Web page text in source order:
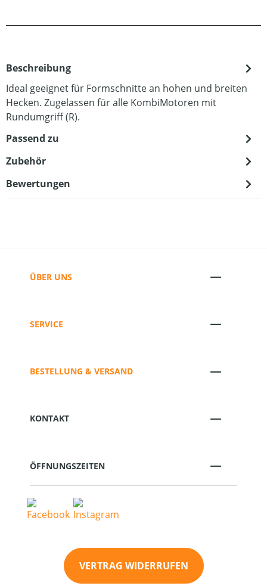
Beschreibung
Ideal geeignet für Formschnitte an hohen und breiten
Hecken. Zugelassen für alle KombiMotoren mit
Rundumgriff (R).
Passend zu
Zubehör
Bewertungen
ÜBER UNS
SERVICE
BESTELLUNG & VERSAND
KONTAKT
ÖFFNUNGSZEITEN
VERTRAG WIDERRUFEN